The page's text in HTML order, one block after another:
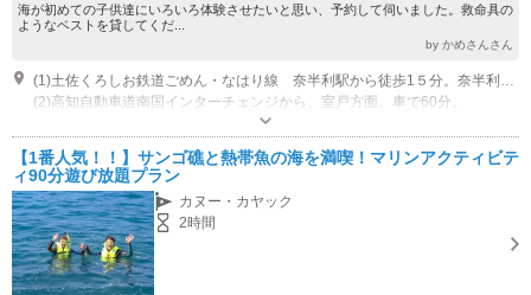
海が初めての子供達にいろいろ体験させたいと思い、予約して伺いました。救命具の
ようなベストを貸してくだ...
by かめさんさん
(2)高知自動車道南国インターチェンジから、室戸方面、車で60分。
【1番人気！！】サンゴ礁と熱帯魚の海を満喫！マリンアクティビテ
ィ90分遊び放題プラン
カヌー・カヤック
2時間